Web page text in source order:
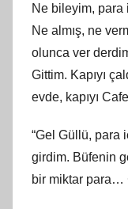
Ne bileyim,
Ne almış, ne
olunca ver
Gittim. Kapıyı
evde, kapıyı
“Gel Güllü, para
girdim. Büfenin
bir miktar para…